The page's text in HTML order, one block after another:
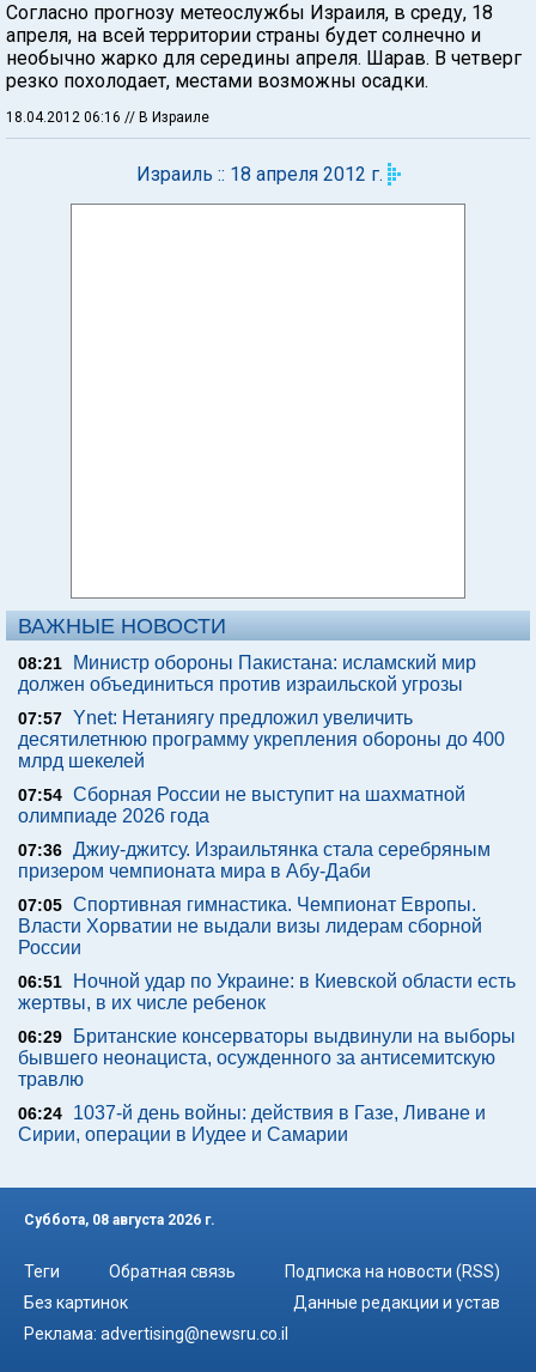
Согласно прогнозу метеослужбы Израиля, в среду, 18
апреля, на всей территории страны будет солнечно и
необычно жарко для середины апреля. Шарав. В четверг
резко похолодает, местами возможны осадки.
18.04.2012 06:16 // В Израиле
Израиль :: 18 апреля 2012 г.
ВАЖНЫЕ НОВОСТИ
08:21
Министр обороны Пакистана: исламский мир
должен объединиться против израильской угрозы
07:57 Ynet: Нетаниягу предложил увеличить
десятилетнюю программу укрепления обороны до 400
млрд шекелей
07:54 Сборная России не выступит на шахматной
олимпиаде 2026 года
07:36 Джиу-джитсу. Израильтянка стала серебряным
призером чемпионата мира в Абу-Даби
07:05 Спортивная гимнастика. Чемпионат Европы.
Власти Хорватии не выдали визы лидерам сборной
России
06:51
Ночной удар по Украине: в Киевской области есть
жертвы, в их числе ребенок
06:29
Британские консерваторы выдвинули на выборы
бывшего неонациста, осужденного за антисемитскую
травлю
06:24
1037-й день войны: действия в Газе, Ливане и
Сирии, операции в Иудее и Самарии
Суббота, 08 августа 2026 г.
Теги Обратная связь
Подписка на новости (RSS)
Без картинок
Данные редакции и устав
Реклама: advertising@newsru.co.il